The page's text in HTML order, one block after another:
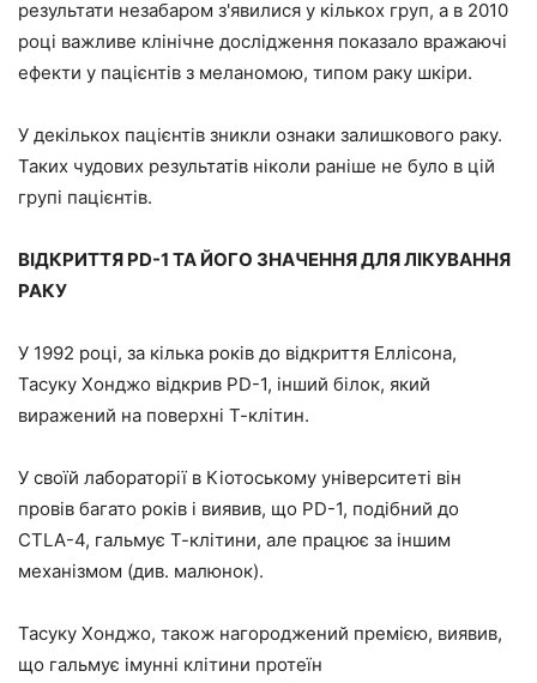
результати незабаром з'явилися у кількох груп, а в 2010
році важливе клінічне дослідження показало вражаючі
ефекти у пацієнтів з меланомою, типом раку шкіри.
У декількох пацієнтів зникли ознаки залишкового раку.
Таких чудових результатів ніколи раніше не було в цій
групі пацієнтів.
ВІДКРИТТЯ PD-1 ТА ЙОГО ЗНАЧЕННЯ ДЛЯ ЛІКУВАННЯ
РАКУ
У 1992 році, за кілька років до відкриття Еллісона,
Тасуку Хонджо відкрив PD-1, інший білок, який
виражений на поверхні Т-клітин.
У своїй лабораторії в Кіотоському університеті він
провів багато років і виявив, що PD-1, подібний до
CTLA-4, гальмує Т-клітини, але працює за іншим
механізмом (див. малюнок).
Тасуку Хонджо, також нагороджений премією, виявив,
що гальмує імунні клітини протеїн